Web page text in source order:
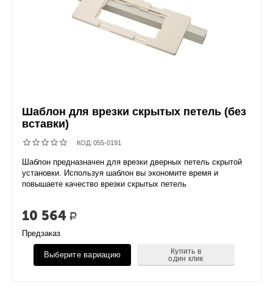
Шаблон для врезки скрытых петель (без
вставки)
КОД: 055-0191
Шаблон предназначен для врезки дверных петель скрытой
установки. Используя шаблон вы экономите время и
повышаете качество врезки скрытых петель
10 564 Р
Предзаказ
Выберите вариацию
Купить в
один клик